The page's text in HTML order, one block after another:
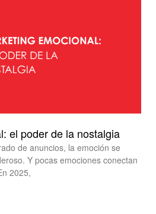
el poder de la nostalgia
de anuncios, la emoción se
Y pocas emociones conectan
2025,